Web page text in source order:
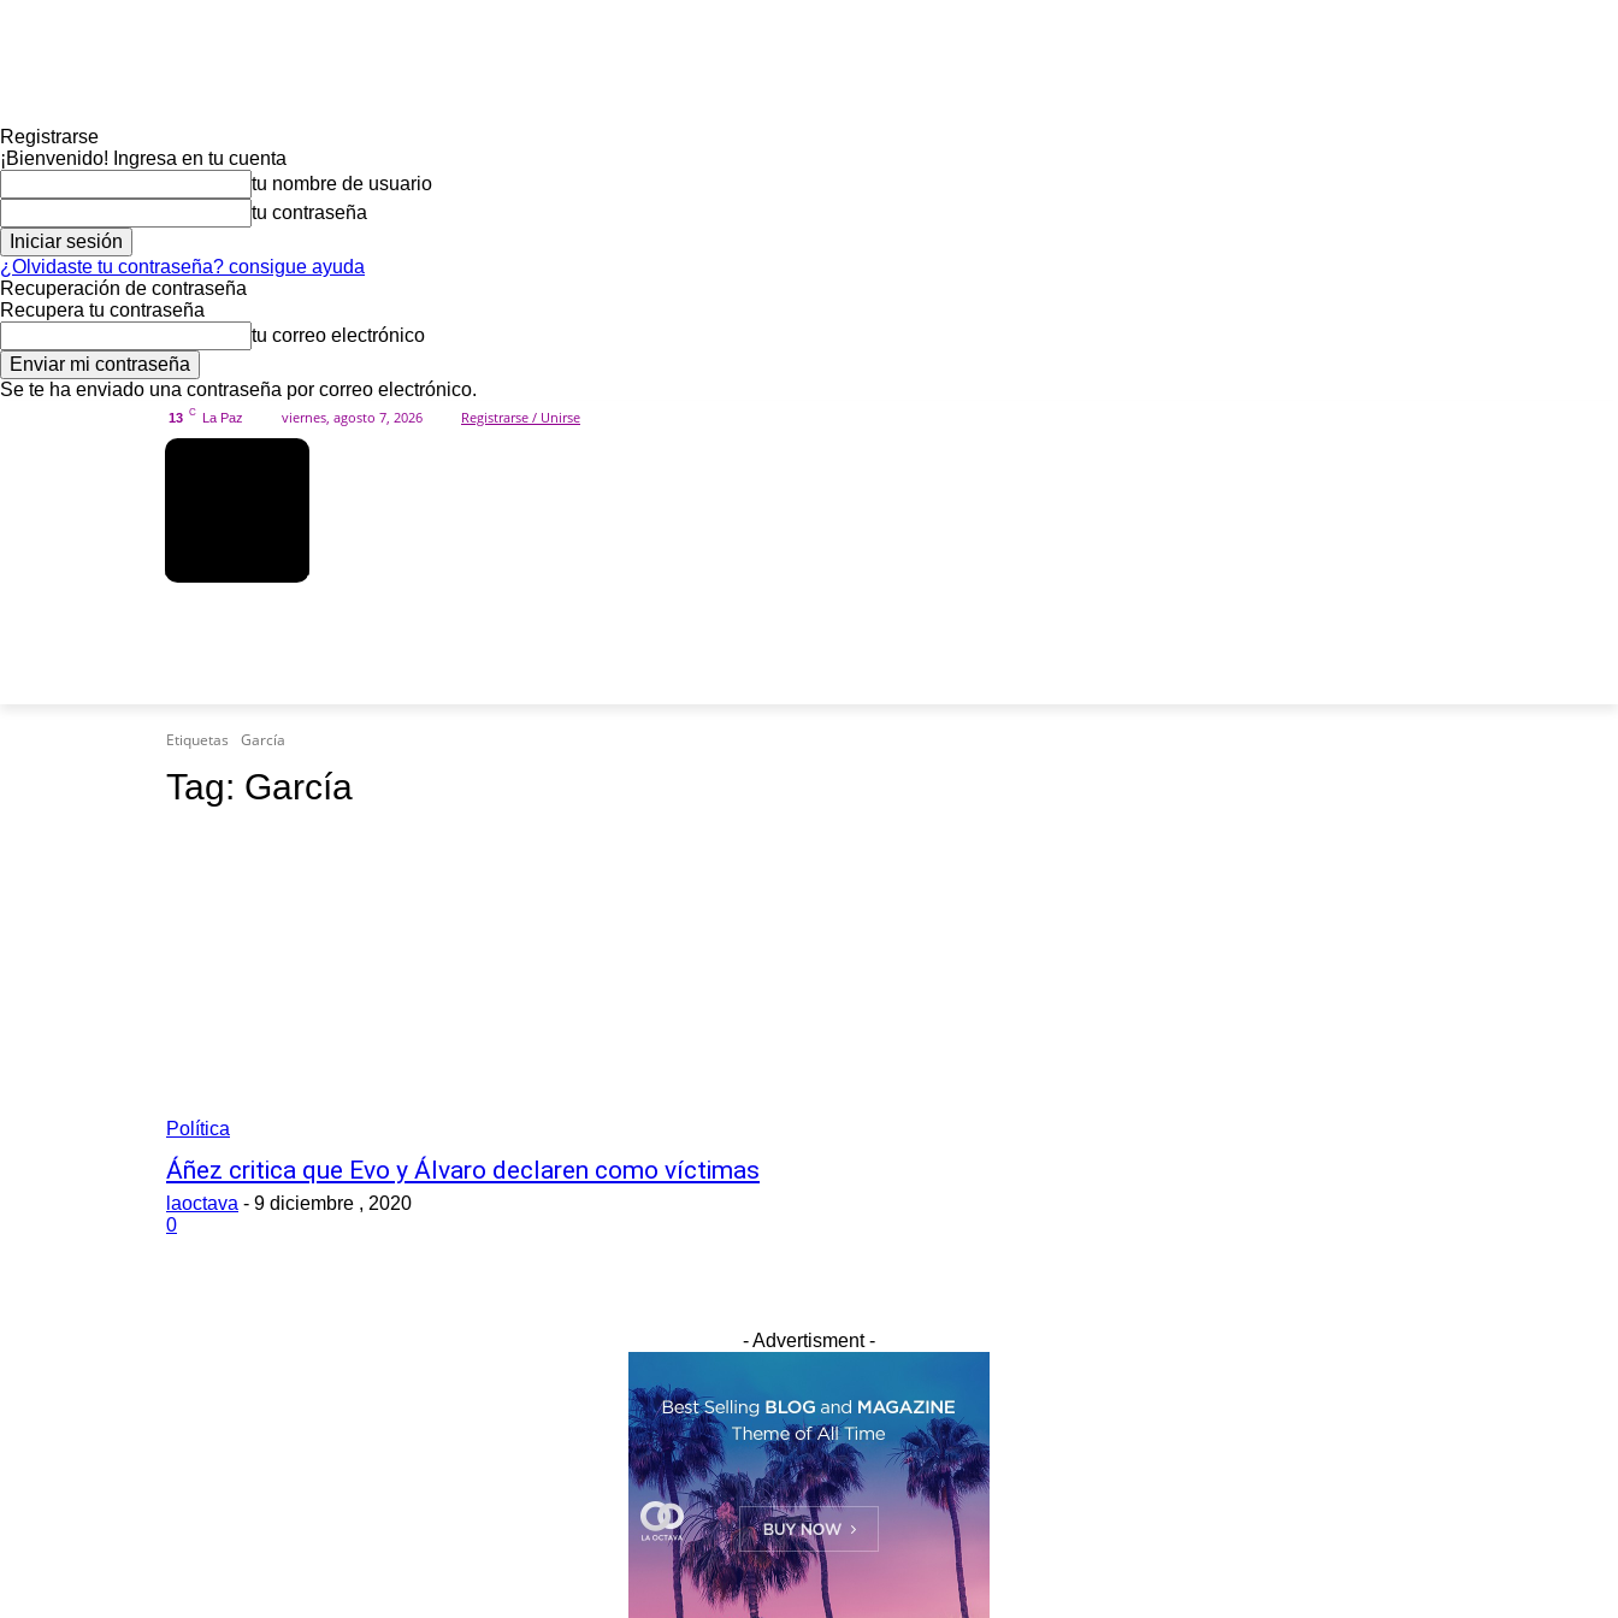
Registrarse
¡Bienvenido! Ingresa en tu cuenta
tu nombre de usuario
tu contraseña
¿Olvidaste tu contraseña? consigue ayuda
Recuperación de contraseña
Recupera tu contraseña
tu correo electrónico
Se te ha enviado una contraseña por correo electrónico.
13 C La Paz viernes, agosto 7, 2026 Registrarse / Unirse
Etiquetas García
Tag: García
Política
Áñez critica que Evo y Álvaro declaren como víctimas
laoctava - 9 diciembre , 2020
0
- Advertisment -